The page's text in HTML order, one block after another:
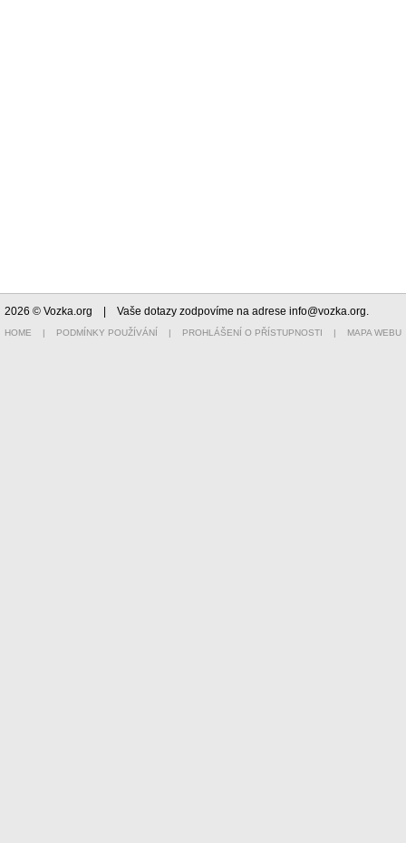
2026 © Vozka.org | Vaše dotazy zodpovíme na adrese info@vozka.org.
HOME | PODMÍNKY POUŽÍVÁNÍ | PROHLÁŠENÍ O PŘÍSTUPNOSTI | MAPA WEBU